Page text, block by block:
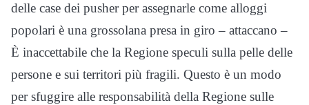
delle case dei pusher per assegnarle come alloggi
popolari è una grossolana presa in giro – attaccano –
È inaccettabile che la Regione speculi sulla pelle delle
persone e sui territori più fragili. Questo è un modo
per sfuggire alle responsabilità della Regione sulle